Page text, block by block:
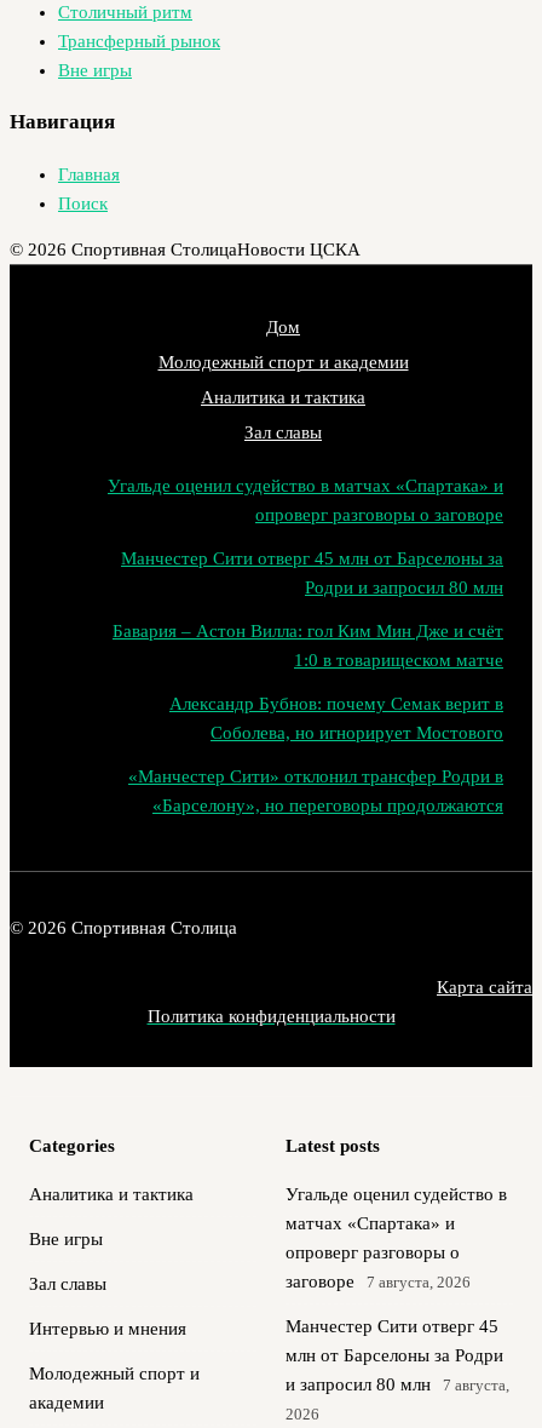
Столичный ритм
Трансферный рынок
Вне игры
Навигация
Главная
Поиск
© 2026 Спортивная СтолицаНовости ЦСКА
Дом
Молодежный спорт и академии
Аналитика и тактика
Зал славы
Угальде оценил судейство в матчах «Спартака» и
опроверг разговоры о заговоре
Манчестер Сити отверг 45 млн от Барселоны за
Родри и запросил 80 млн
Бавария – Астон Вилла: гол Ким Мин Дже и счёт
1:0 в товарищеском матче
Александр Бубнов: почему Семак верит в
Соболева, но игнорирует Мостового
«Манчестер Сити» отклонил трансфер Родри в
«Барселону», но переговоры продолжаются
© 2026 Спортивная Столица
Карта сайта
Политика конфиденциальности
Categories
Аналитика и тактика
Вне игры
Зал славы
Интервью и мнения
Молодежный спорт и
академии
Latest posts
Угальде оценил судейство в
матчах «Спартака» и
опроверг разговоры о
заговоре
7 августа, 2026
Манчестер Сити отверг 45
млн от Барселоны за Родри
и запросил 80 млн
7 августа,
2026